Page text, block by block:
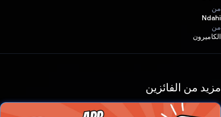
من
Ndahi
من
الكاميرون
مزيد من الفائزين